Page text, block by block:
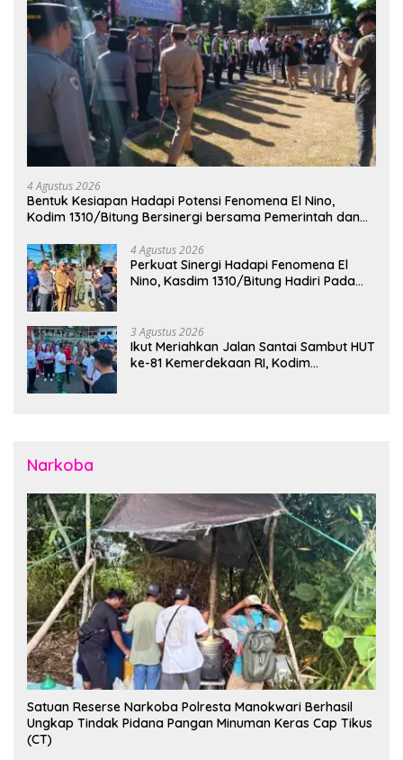
4 Agustus 2026
Bentuk Kesiapan Hadapi Potensi Fenomena El Nino,
Kodim 1310/Bitung Bersinergi bersama Pemerintah dan
Bencana
4 Agustus 2026
Perkuat Sinergi Hadapi Fenomena El
Nino, Kasdim 1310/Bitung Hadiri Pada
3 Agustus 2026
Ikut Meriahkan Jalan Santai Sambut HUT
ke-81 Kemerdekaan RI, Kodim
Narkoba
Satuan Reserse Narkoba Polresta Manokwari Berhasil
Ungkap Tindak Pidana Pangan Minuman Keras Cap Tikus
(CT)